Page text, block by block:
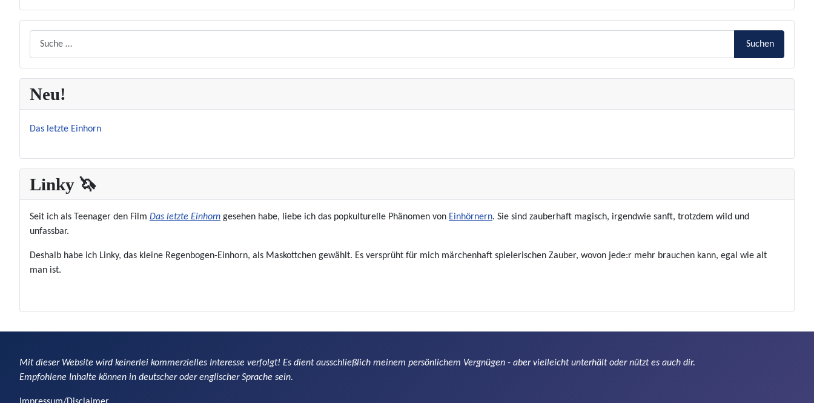
Suchen
Neu!
Das letzte Einhorn
Linky 🦄
Seit ich als Teenager den Film Das letzte Einhorn gesehen habe, liebe ich das popkulturelle Phänomen von Einhörnern. Sie sind zauberhaft magisch, irgendwie sanft, trotzdem wild und
unfassbar.
Deshalb habe ich Linky, das kleine Regenbogen-Einhorn, als Maskottchen gewählt. Es versprüht für mich märchenhaft spielerischen Zauber, wovon jede:r mehr brauchen kann, egal wie alt
man ist.
Mit dieser Website wird keinerlei kommerzielles Interesse verfolgt! Es dient ausschließlich meinem persönlichem Vergnügen - aber vielleicht unterhält oder nützt es auch dir.
Empfohlene Inhalte können in deutscher oder englischer Sprache sein.